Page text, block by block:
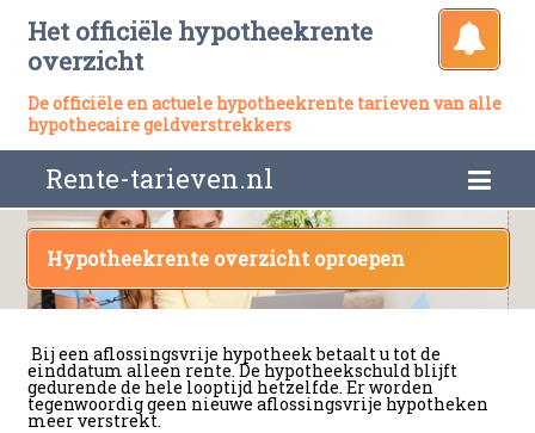
Het officiële hypotheekrente
overzicht
De officiële en actuele hypotheekrente tarieven van alle
hypothecaire geldverstrekkers
Rente-tarieven.nl
Hypotheekrente overzicht oproepen
Bij een aflossingsvrije hypotheek betaalt u tot de
einddatum alleen rente. De hypotheekschuld blijft
gedurende de hele looptijd hetzelfde. Er worden
tegenwoordig geen nieuwe aflossingsvrije hypotheken
meer verstrekt.